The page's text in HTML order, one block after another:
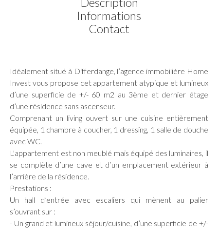
Informations
Contact
Idéalement situé à Differdange, l’agence immobilière Home
Invest vous propose cet appartement atypique et lumineux
d’une superficie de +/- 60 m2 au 3ème et dernier étage
d’une résidence sans ascenseur.
Comprenant un living ouvert sur une cuisine entièrement
équipée, 1 chambre à coucher, 1 dressing, 1 salle de douche
avec WC.
L'appartement est non meublé mais équipé des luminaires, il
se complète d’une cave et d’un emplacement extérieur à
l’arrière de la résidence.
Prestations :
Un hall d’entrée avec escaliers qui mènent au palier
s’ouvrant sur :
- Un grand et lumineux séjour/cuisine, d’une superficie de +/-